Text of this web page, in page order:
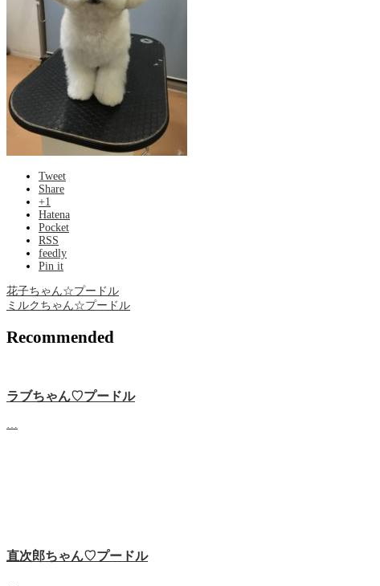
Tweet
Share
+1
Hatena
Pocket
RSS
feedly
Pin it
花子ちゃん☆プードル
ミルクちゃん☆プードル
Recommended
ラブちゃん♡プードル
直次郎ちゃん♡プードル